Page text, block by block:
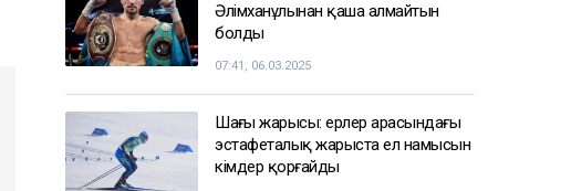
Әлімханұлынан қаша алмайтын
болды
07:41, 06.03.2025
Шаңғы жарысы: ерлер арасындағы
эстафеталық жарыста ел намысын
кімдер қорғайды